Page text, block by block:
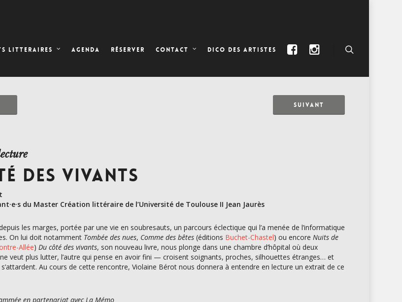
LITTERAIRES AGENDA RÉSERVER CONTACT DICO DES ARTISTES
SUIVANT
DES VIVANTS
du Master Création littéraire de l’Université de Toulouse II Jean Jaurès
les marges, portée par une vie en soubresauts, un parcours éclectique qui l’a menée de l’informatique
On lui doit notamment Tombée des nues, Comme des bêtes (éditions Buchet-Chastel) ou encoreNuits de
Allée)Du côté des vivants, son nouveau livre, nous plonge dans une chambre d’hôpital où deux
veut plus lutter, l’autre qui pense en avoir fini — croisent soignants, proches, silhouettes étranges… et
Au cours de cette rencontre, Violaine Bérot nous donnera à entendre en lecture un extrait de ce
en partenariat avec La Mémo